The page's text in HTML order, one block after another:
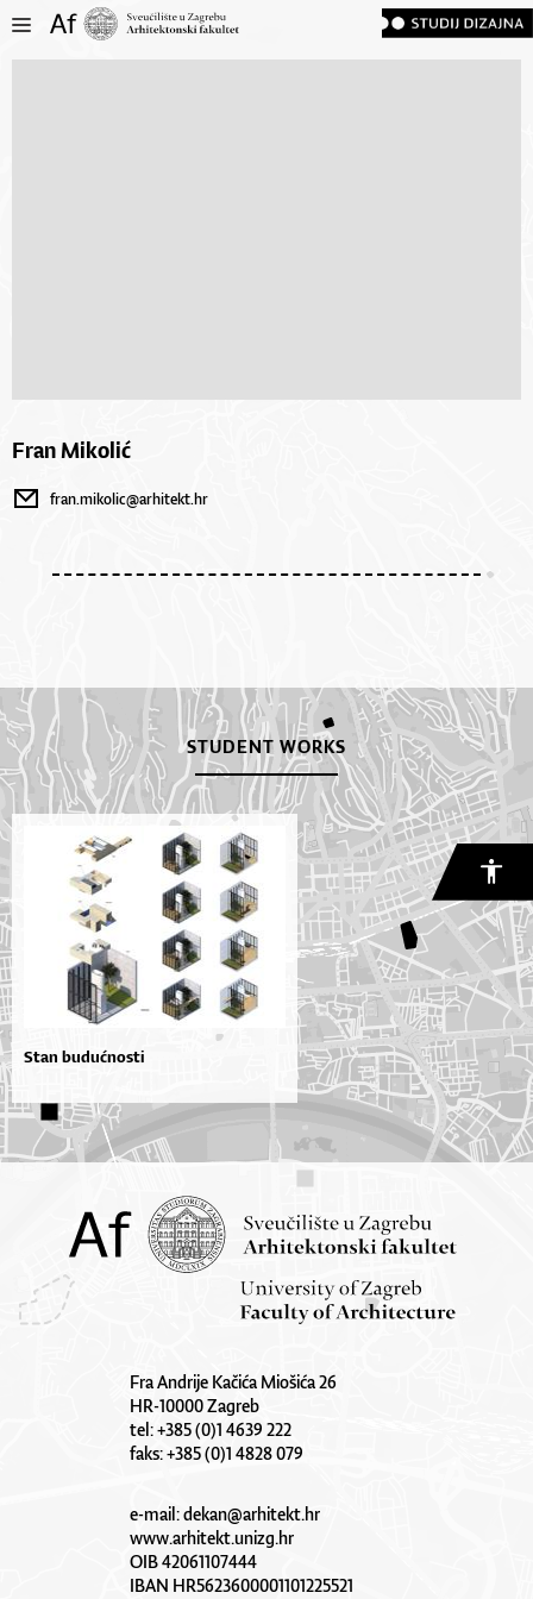
Fran Mikolić
fran.mikolic@arhitekt.hr
STUDENT WORKS
Stan budućnosti
Fra Andrije Kačića Miošića 26
HR-10000 Zagreb
tel: +385 (0)1 4639 222
faks: +385 (0)1 4828 079
e-mail:dekan@arhitekt.hr
www.arhitekt.unizg.hr
OIB 42061107444
IBAN HR5623600001101225521